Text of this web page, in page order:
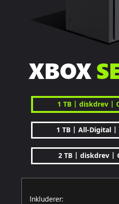
XBOX
1 TB | diskdrev |
1 TB | All-Digital |
2 TB | diskdrev |
Inkluderer: